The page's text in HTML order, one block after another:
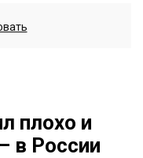
плохо и
в России